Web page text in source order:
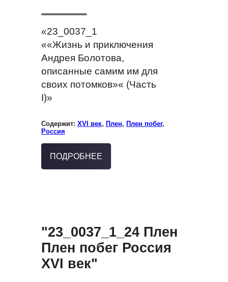
«23_0037_1
««Жизнь и приключения
Андрея Болотова,
описанные самим им для
своих потомков»« (Часть
I)»
Содержит: XVI век, Плен, Плен побег,
Россия
ПОДРОБНЕЕ
"23_0037_1_24 Плен
Плен побег Россия
XVI век"